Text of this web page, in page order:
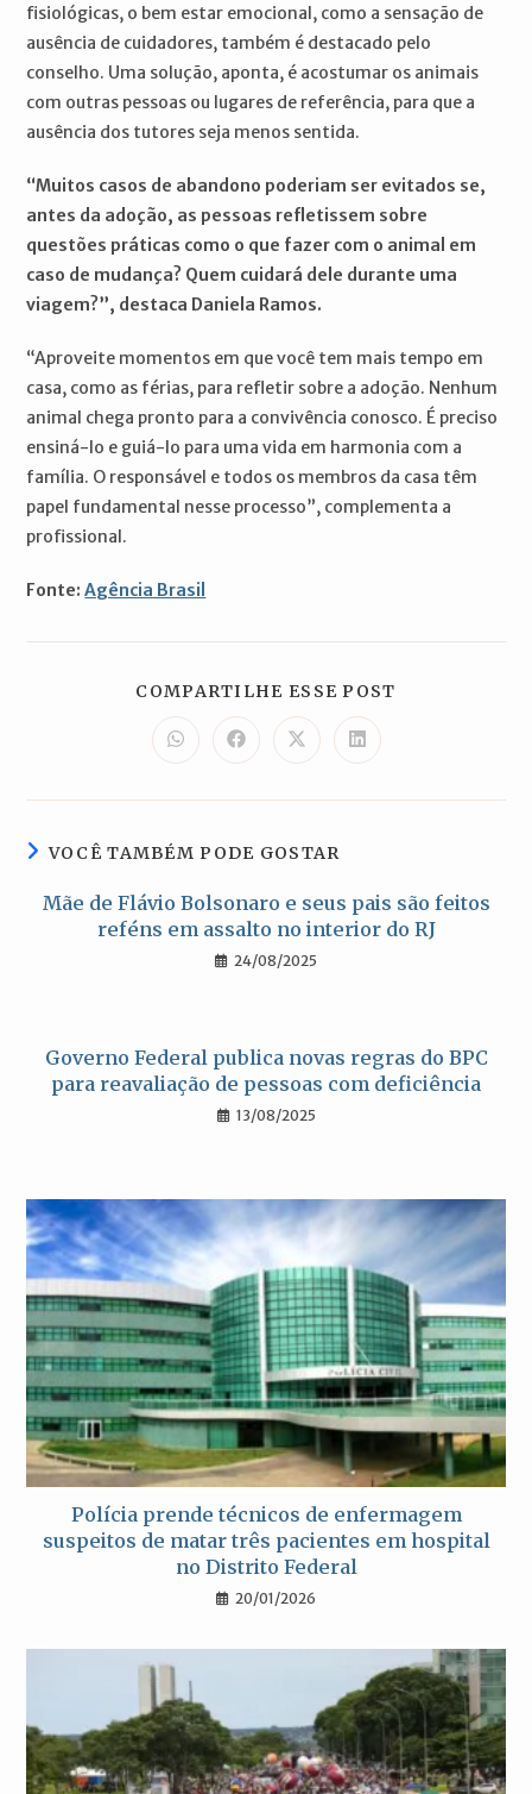
fisiológicas, o bem estar emocional, como a sensação de
ausência de cuidadores, também é destacado pelo
conselho. Uma solução, aponta, é acostumar os animais
com outras pessoas ou lugares de referência, para que a
ausência dos tutores seja menos sentida.
“Muitos casos de abandono poderiam ser evitados se,
antes da adoção, as pessoas refletissem sobre
questões práticas como o que fazer com o animal em
caso de mudança? Quem cuidará dele durante uma
viagem?”, destaca Daniela Ramos.
“Aproveite momentos em que você tem mais tempo em
casa, como as férias, para refletir sobre a adoção. Nenhum
animal chega pronto para a convivência conosco. É preciso
ensiná-lo e guiá-lo para uma vida em harmonia com a
família. O responsável e todos os membros da casa têm
papel fundamental nesse processo”, complementa a
profissional.
Fonte:Agência Brasil
COMPARTILHE ESSE POST
Abre
em
nova
Abre
em
nova
Abre
em
nova
Abre
em
nova
VOCÊ TAMBÉM PODE GOSTAR
Mãe de Flávio Bolsonaro e seus pais são feitos
reféns em assalto no interior do RJ
24/08/2025
Governo Federal publica novas regras do BPC
para reavaliação de pessoas com deficiência
13/08/2025
Polícia prende técnicos de enfermagem
suspeitos de matar três pacientes em hospital
no Distrito Federal
20/01/2026